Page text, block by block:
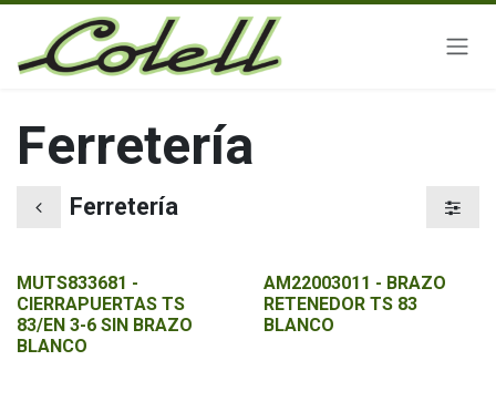
Ir al contenido
Ferretería
Ferretería
MUTS833681 -
CIERRAPUERTAS TS
83/EN 3-6 SIN BRAZO
BLANCO
AM22003011 - BRAZO
RETENEDOR TS 83
BLANCO